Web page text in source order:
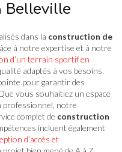
dans la construction de
à notre expertise et à notre
d’un terrain sportif en
adaptés à vos besoins.
pour garantir des
vous souhaitiez un espace
notre
complet de construction
incluent également
d’accès et